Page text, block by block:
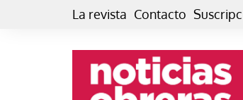
La revista Contacto